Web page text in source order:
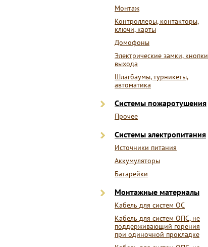
Монтаж
Контроллеры, контакторы,
ключи, карты
Домофоны
Электрические замки, кнопки
выхода
Шлагбаумы, турникеты,
автоматика
Системы пожаротушения
Прочее
Системы электропитания
Источники питания
Аккумуляторы
Батарейки
Монтажные материалы
Кабель для систем ОС
Кабель для систем ОПС, не
поддерживающий горения
при одиночной прокладке